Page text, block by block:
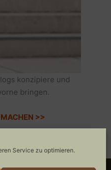
Service zu optimieren.
konzipiere und
bringen.
>>